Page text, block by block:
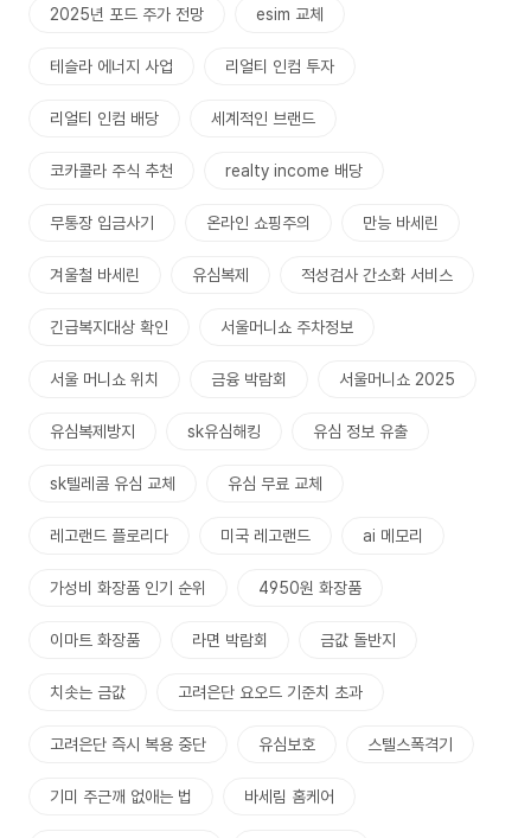
2025년 포드 주가 전망 esim 교체
테슬라 에너지 사업 리얼티 인컴 투자
리얼티 인컴 배당 세계적인 브랜드
코카콜라 주식 추천 realty income 배당
무통장 입금사기 온라인 쇼핑주의 만능 바세린
겨울철 바세린 유심복제 적성검사 간소화 서비스
긴급복지대상 확인 서울머니쇼 주차정보
서울 머니쇼 위치 금융 박람회 서울머니쇼 2025
유심복제방지 sk유심해킹 유심 정보 유출
sk텔레콤 유심 교체 유심 무료 교체
레고랜드 플로리다 미국 레고랜드 ai 메모리
가성비 화장품 인기 순위 4950원 화장품
이마트 화장품 라면 박람회 금값 돌반지
치솟는 금값 고려은단 요오드 기준치 초과
고려은단 즉시 복용 중단 유심보호 스텔스폭격기
기미 주근깨 없애는 법 바세림 홈케어